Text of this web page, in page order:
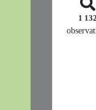
1 132